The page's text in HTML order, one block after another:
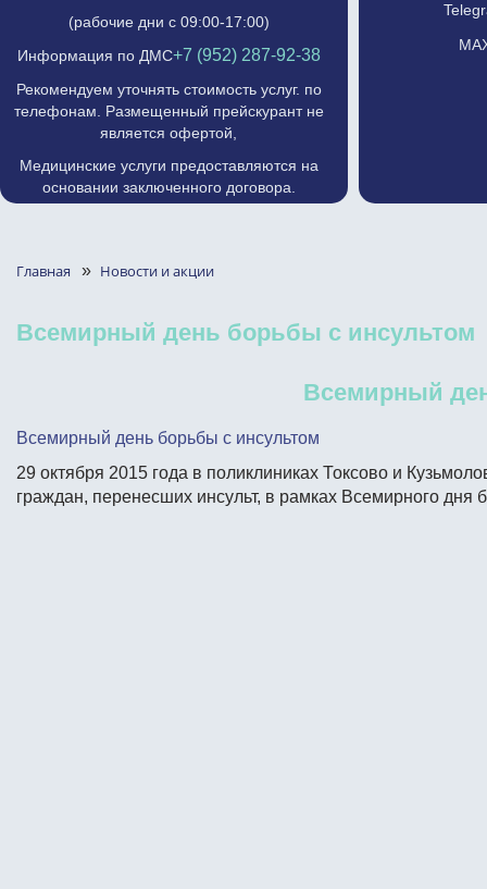
(рабочие дни с 09:00-17:00)
Информация по ДМС+7 (952) 287-92-38
Рекомендуем уточнять стоимость услуг. по
телефонам. Размещенный прейскурант не
является офертой,
Медицинские услуги предоставляются на
основании заключенного договора.
Главная » Новости и акции
Всемирный день борьбы с инсультом
Всемирный
Всемирный день борьбы с инсультом
29 октября 2015 года в поликлиниках Токсово и
граждан, перенесших инсульт, в рамках Всемирного дня